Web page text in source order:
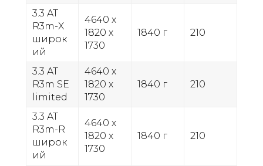
3.3 AT
R3m-X
широк
ий
4640 х
1820 х
1730
1840 г 210
3.3 AT
R3m SE
limited
4640 х
1820 х
1730
1840 г 210
3.3 AT
R3m-R
широк
ий
4640 х
1820 х
1730
1840 г 210